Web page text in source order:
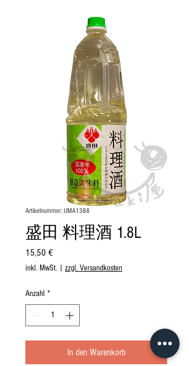
Artikelnummer: UMA1388
盛田 料理酒 1.8L
15,50 €Preis
inkl. MwSt. zzgl. Versandkosten
Anzahl *
In den Warenkorb